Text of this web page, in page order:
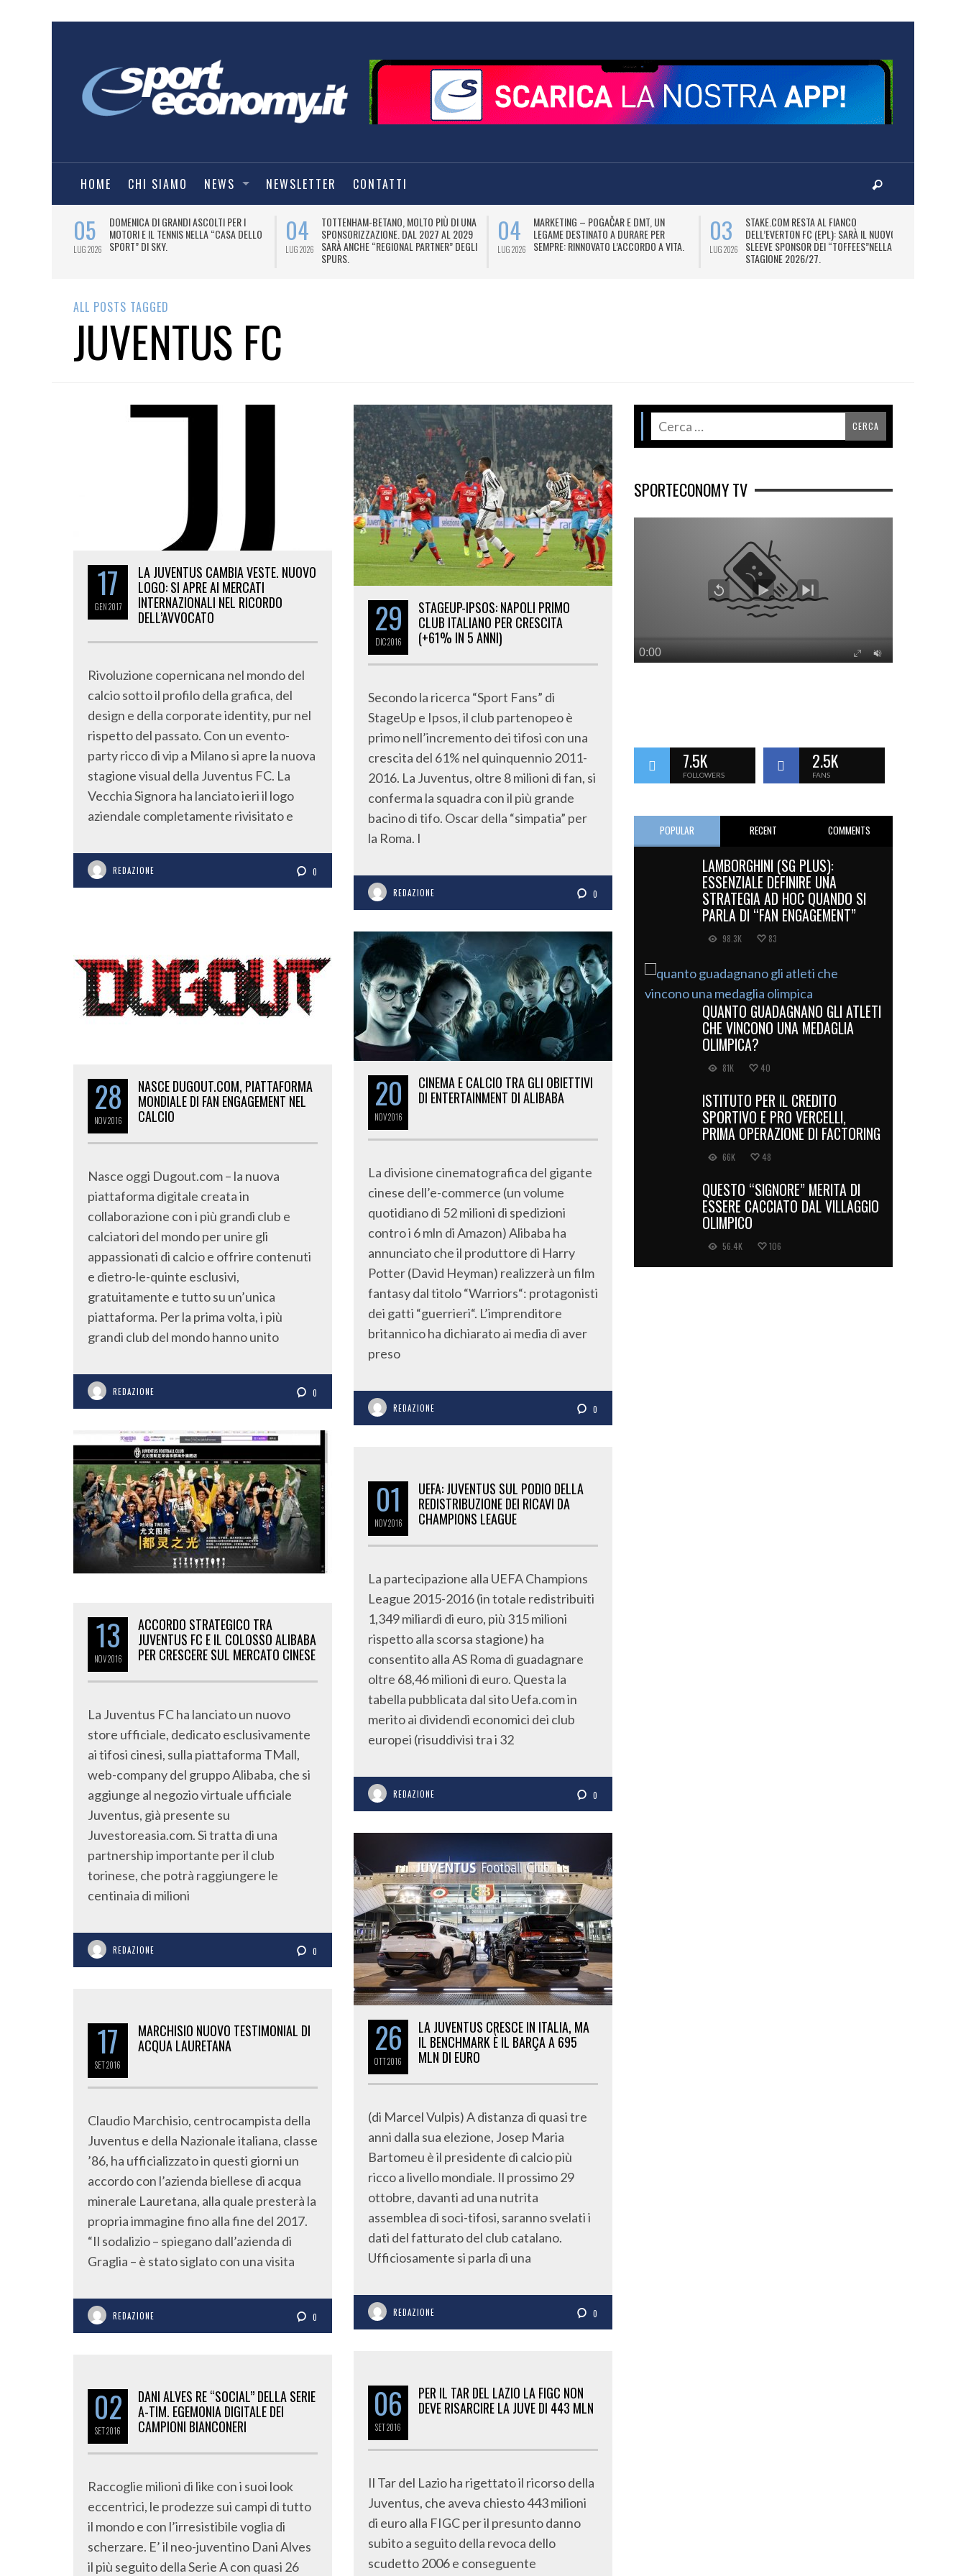
HOME CHI SIAMO NEWS NEWSLETTER CONTATTI
05
LUG 2026
DOMENICA DI GRANDI ASCOLTI PER I
MOTORI E IL TENNIS NELLA “CASA DELLO
SPORT” DI SKY.
04
LUG 2026
TOTTENHAM-BETANO, MOLTO PIÙ DI UNA
SPONSORIZZAZIONE. DAL 2027 AL 2029
SARÀ ANCHE “REGIONAL PARTNER” DEGLI
SPURS.
04
LUG 2026
MARKETING – POGAČAR E DMT, UN
LEGAME DESTINATO A DURARE PER
SEMPRE: RINNOVATO L’ACCORDO A VITA.
03
LUG 2026
STAKE.COM RESTA AL FIANCO
DELL’EVERTON FC (EPL): SARÀ IL NUOVO
SLEEVE SPONSOR DEI “TOFFEES”NELLA
STAGIONE 2026/27.
ALL POSTS TAGGED
JUVENTUS FC
17
GEN2017
LA JUVENTUS CAMBIA VESTE. NUOVO
LOGO: SI APRE AI MERCATI
INTERNAZIONALI NEL RICORDO
DELL’AVVOCATO
Rivoluzione copernicana nel mondo del
calcio sotto il profilo della grafica, del
design e della corporate identity, pur nel
rispetto del passato. Con un evento-
party ricco di vip a Milano si apre la nuova
stagione visual della Juventus FC. La
Vecchia Signora ha lanciato ieri il logo
aziendale completamente rivisitato e
REDAZIONE 0
29
DIC2016
STAGEUP-IPSOS: NAPOLI PRIMO
CLUB ITALIANO PER CRESCITA
(+61% IN 5 ANNI)
Secondo la ricerca “Sport Fans” di
StageUp e Ipsos, il club partenopeo è
primo nell’incremento dei tifosi con una
crescita del 61% nel quinquennio 2011-
2016. La Juventus, oltre 8 milioni di fan, si
conferma la squadra con il più grande
bacino di tifo. Oscar della “simpatia” per
la Roma. I
REDAZIONE 0
28
NOV2016
NASCE DUGOUT.COM, PIATTAFORMA
MONDIALE DI FAN ENGAGEMENT NEL
CALCIO
Nasce oggi Dugout.com – la nuova
piattaforma digitale creata in
collaborazione con i più grandi club e
calciatori del mondo per unire gli
appassionati di calcio e offrire contenuti
e dietro-le-quinte esclusivi,
gratuitamente e tutto su un’unica
piattaforma. Per la prima volta, i più
grandi club del mondo hanno unito
REDAZIONE 0
20
NOV2016
CINEMA E CALCIO TRA GLI OBIETTIVI
DI ENTERTAINMENT DI ALIBABA
La divisione cinematografica del gigante
cinese dell’e-commerce (un volume
quotidiano di 52 milioni di spedizioni
contro i 6 mln di Amazon) Alibaba ha
annunciato che il produttore di Harry
Potter (David Heyman) realizzerà un film
fantasy dal titolo “Warriors“: protagonisti
dei gatti “guerrieri“. L’imprenditore
britannico ha dichiarato ai media di aver
preso
REDAZIONE 0
13
NOV2016
ACCORDO STRATEGICO TRA
JUVENTUS FC E IL COLOSSO ALIBABA
PER CRESCERE SUL MERCATO CINESE
La Juventus FC ha lanciato un nuovo
store ufficiale, dedicato esclusivamente
ai tifosi cinesi, sulla piattaforma TMall,
web-company del gruppo Alibaba, che si
aggiunge al negozio virtuale ufficiale
Juventus, già presente su
Juvestoreasia.com. Si tratta di una
partnership importante per il club
torinese, che potrà raggiungere le
centinaia di milioni
REDAZIONE 0
01
NOV2016
UEFA: JUVENTUS SUL PODIO DELLA
REDISTRIBUZIONE DEI RICAVI DA
CHAMPIONS LEAGUE
La partecipazione alla UEFA Champions
League 2015-2016 (in totale redistribuiti
1,349 miliardi di euro, più 315 milioni
rispetto alla scorsa stagione) ha
consentito alla AS Roma di guadagnare
oltre 68,46 milioni di euro. Questa la
tabella pubblicata dal sito Uefa.com in
merito ai dividendi economici dei club
europei (risuddivisi tra i 32
REDAZIONE 0
26
OTT2016
LA JUVENTUS CRESCE IN ITALIA, MA
IL BENCHMARK È IL BARÇA A 695
MLN DI EURO
(di Marcel Vulpis) A distanza di quasi tre
anni dalla sua elezione, Josep Maria
Bartomeu è il presidente di calcio più
ricco a livello mondiale. Il prossimo 29
ottobre, davanti ad una nutrita
assemblea di soci-tifosi, saranno svelati i
dati del fatturato del club catalano.
Ufficiosamente si parla di una
REDAZIONE 0
17
SET2016
MARCHISIO NUOVO TESTIMONIAL DI
ACQUA LAURETANA
Claudio Marchisio, centrocampista della
Juventus e della Nazionale italiana, classe
’86, ha ufficializzato in questi giorni un
accordo con l’azienda biellese di acqua
minerale Lauretana, alla quale presterà la
propria immagine fino alla fine del 2017.
“Il sodalizio – spiegano dall’azienda di
Graglia – è stato siglato con una visita
REDAZIONE 0
06
SET2016
PER IL TAR DEL LAZIO LA FIGC NON
DEVE RISARCIRE LA JUVE DI 443 MLN
Il Tar del Lazio ha rigettato il ricorso della
Juventus, che aveva chiesto 443 milioni
di euro alla FIGC per il presunto danno
subito a seguito della revoca dello
scudetto 2006 e conseguente
02
SET2016
DANI ALVES RE “SOCIAL” DELLA SERIE
A-TIM. EGEMONIA DIGITALE DEI
CAMPIONI BIANCONERI
Raccoglie milioni di like con i suoi look
eccentrici, le prodezze sui campi di tutto
il mondo e con l’irresistibile voglia di
scherzare. E’ il neo-juventino Dani Alves
il più seguito della Serie A con quasi 26
SPORTECONOMY TV
7.5K
FOLLOWERS
2.5K
FANS
POPULAR RECENT COMMENTS
LAMBORGHINI (SG PLUS):
ESSENZIALE DEFINIRE UNA
STRATEGIA AD HOC QUANDO SI
PARLA DI “FAN ENGAGEMENT”
98.3K 83
QUANTO GUADAGNANO GLI ATLETI
CHE VINCONO UNA MEDAGLIA
OLIMPICA?
81K 40
ISTITUTO PER IL CREDITO
SPORTIVO E PRO VERCELLI,
PRIMA OPERAZIONE DI FACTORING
66K 48
QUESTO “SIGNORE” MERITA DI
ESSERE CACCIATO DAL VILLAGGIO
OLIMPICO
56.4K 106